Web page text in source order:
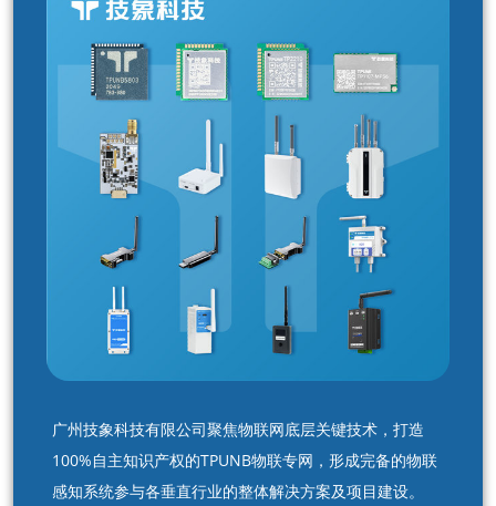
广州技象科技有限公司聚焦物联网底层关键技术，打造
100%自主知识产权的TPUNB物联专网，形成完备的物联
感知系统参与各垂直行业的整体解决方案及项目建设。